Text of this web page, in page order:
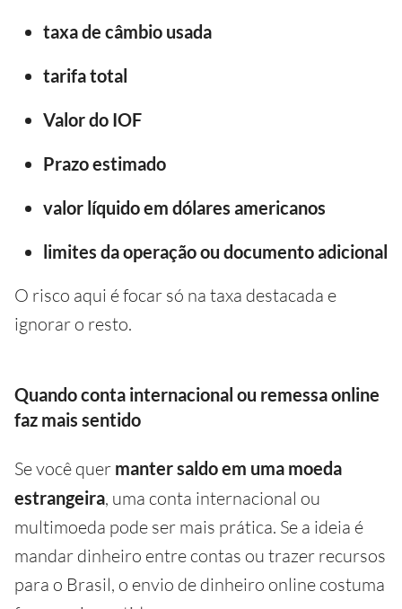
taxa de câmbio usada
tarifa total
Valor do IOF
Prazo estimado
valor líquido em dólares americanos
limites da operação ou documento adicional
O risco aqui é focar só na taxa destacada e
ignorar o resto.
Quando conta internacional ou remessa online
faz mais sentido
Se você quer manter saldo em uma moeda
estrangeira, uma conta internacional ou
multimoeda pode ser mais prática. Se a ideia é
mandar dinheiro entre contas ou trazer recursos
para o Brasil, o envio de dinheiro online costuma